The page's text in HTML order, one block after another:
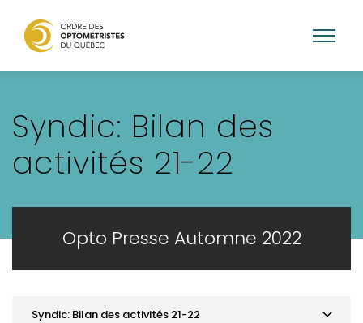
contenu
principal
Syndic: Bilan des
activités 21-22
Opto Presse Automne 2022
Syndic: Bilan des activités 21-22